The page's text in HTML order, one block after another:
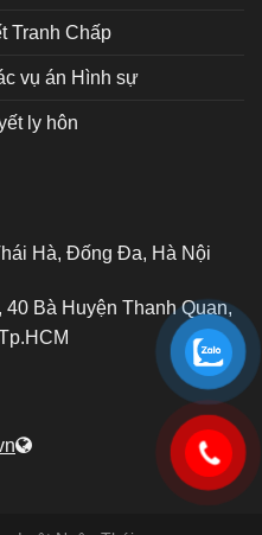
Tranh Chấp
vụ án Hình sự
ly hôn
Hà, Đống Đa, Hà Nội
Bà Huyện Thanh Quan,